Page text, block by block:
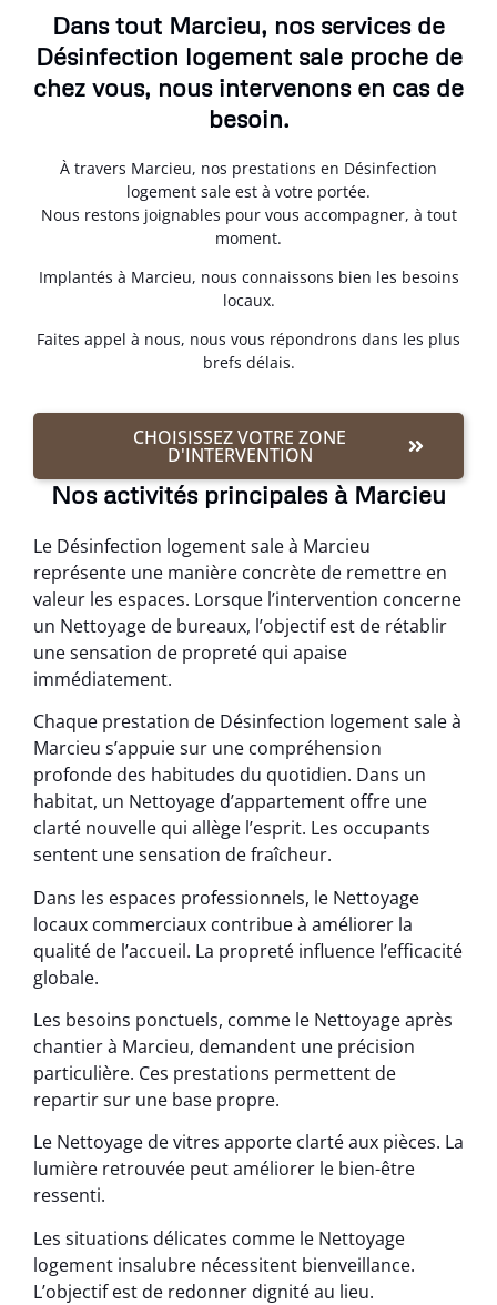
Dans tout Marcieu, nos services de
Désinfection logement sale proche de
chez vous, nous intervenons en cas de
besoin.
À travers Marcieu, nos prestations en Désinfection
logement sale est à votre portée.
Nous restons joignables pour vous accompagner, à tout
moment.
Implantés à Marcieu, nous connaissons bien les besoins
locaux.
Faites appel à nous, nous vous répondrons dans les plus
brefs délais.
CHOISISSEZ VOTRE ZONE
D'INTERVENTION
Nos activités principales à Marcieu
Le Désinfection logement sale à Marcieu
représente une manière concrète de remettre en
valeur les espaces. Lorsque l’intervention concerne
un Nettoyage de bureaux, l’objectif est de rétablir
une sensation de propreté qui apaise
immédiatement.
Chaque prestation de Désinfection logement sale à
Marcieu s’appuie sur une compréhension
profonde des habitudes du quotidien. Dans un
habitat, un Nettoyage d’appartement offre une
clarté nouvelle qui allège l’esprit. Les occupants
sentent une sensation de fraîcheur.
Dans les espaces professionnels, le Nettoyage
locaux commerciaux contribue à améliorer la
qualité de l’accueil. La propreté influence l’efficacité
globale.
Les besoins ponctuels, comme le Nettoyage après
chantier à Marcieu, demandent une précision
particulière. Ces prestations permettent de
repartir sur une base propre.
Le Nettoyage de vitres apporte clarté aux pièces. La
lumière retrouvée peut améliorer le bien-être
ressenti.
Les situations délicates comme le Nettoyage
logement insalubre nécessitent bienveillance.
L’objectif est de redonner dignité au lieu.